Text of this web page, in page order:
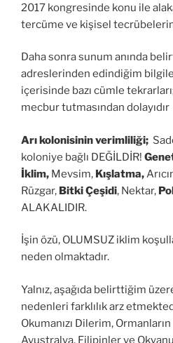
2017 kongresinde konu ile
tercüme ve kişisel
Daha sonra sunum anında
adreslerinden edindiğim
içerisinde bazı cümle
mecbur tutmasından dolayıdır
Arı kolonisinin verimliliği;
koloniye bağlı DEĞİLDİR!
İklim, Mevsim, Kışlatma,
Rüzgar, Bitki Çeşidi, Nektar,
ALAKALIDIR.
İşin özü, OLUMSUZ iklim
neden olmaktadır.
Yalnız, aşağıda belirttiğim
nedenleri farklılık arz
Okumanızı Dilerim,
Avustralya, Filipinler ve